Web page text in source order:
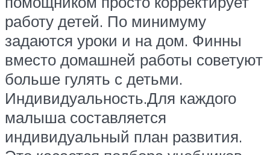
работу детей. По минимуму
задаются уроки и на дом. Финны
вместо домашней работы советуют
больше гулять с детьми.
Индивидуальность.Для каждого
малыша составляется
индивидуальный план развития.